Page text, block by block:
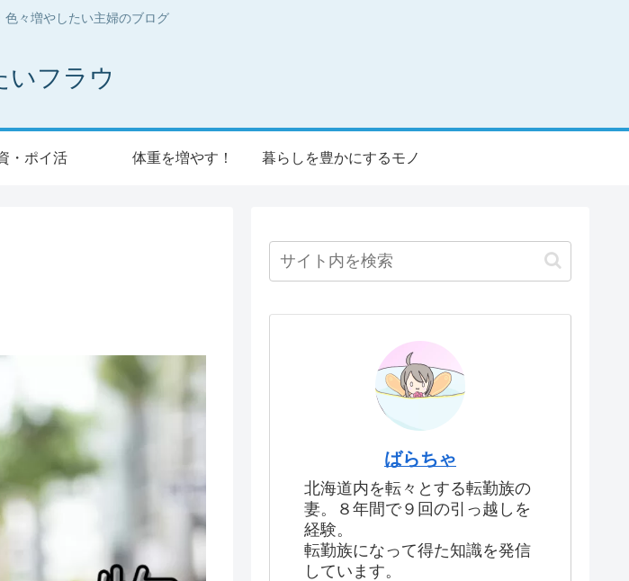
色々増やしたい主婦のブログ
いフラウ
・ポイ活 体重を増やす！ 暮らしを豊かにするモノ
ばらちゃ
北海道内を転々とする転勤族の
妻。８年間で９回の引っ越しを
経験。
転勤族になって得た知識を発信
しています。